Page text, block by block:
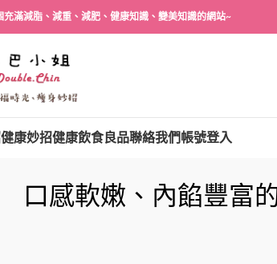
充滿減脂、減重、減肥、健康知識、變美知識的網站~
健康妙招健康飲食良品聯絡我們帳號登入
口感軟嫩、內餡豐富